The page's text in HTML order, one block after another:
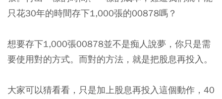
只花30年的時間存下1,000張的00878嗎？
想要存下1,000張00878並不是痴人說夢，你只是需
要使用對的方式。而對的方法，就是把股息再投入。
大家可以猜看看，只是加上股息再投入這個動作，40